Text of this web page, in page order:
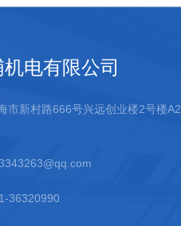
机电有限公司
市新村路666号兴远创业楼2号楼A2
36320990